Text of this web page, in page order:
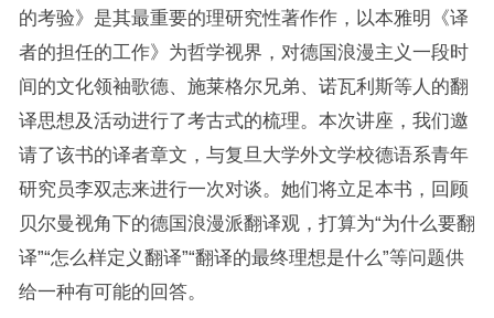
的考验》是其最重要的理研究性著作作，以本雅明《译
者的担任的工作》为哲学视界，对德国浪漫主义一段时
间的文化领袖歌德、施莱格尔兄弟、诺瓦利斯等人的翻
译思想及活动进行了考古式的梳理。本次讲座，我们邀
请了该书的译者章文，与复旦大学外文学校德语系青年
研究员李双志来进行一次对谈。她们将立足本书，回顾
贝尔曼视角下的德国浪漫派翻译观，打算为“为什么要翻
译”“怎么样定义翻译”“翻译的最终理想是什么”等问题供
给一种有可能的回答。